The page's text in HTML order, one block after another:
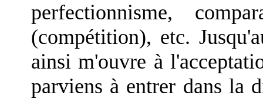
perfectionnisme,
(compétition), etc.
ainsi m'ouvre à
parviens à entrer dans la